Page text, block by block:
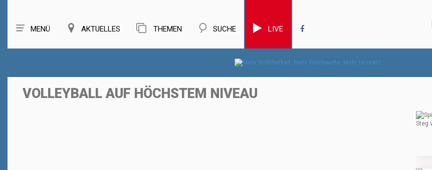
MENÜ AKTUELLES THEMEN SUCHE LIVE
VOLLEYBALL AUF HÖCHSTEM NIVEAU